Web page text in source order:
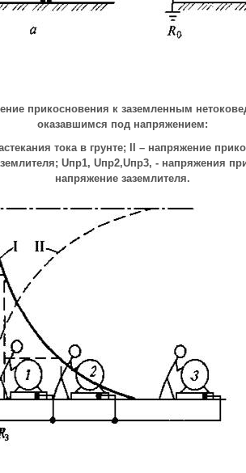
прикосновения к заземленным
оказавшимся под напряжением:
тока в грунте;
– напряжение
Uпр1, Uпр2,Uпр3, - напряжения
напряжение заземлителя.